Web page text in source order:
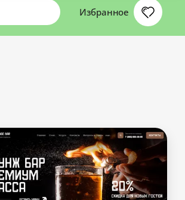
Избранное